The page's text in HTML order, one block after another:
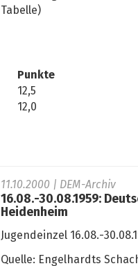
Tabelle)
Punkte
12,5
12,0
11.10.2000 | DEM-Archiv
16.08.-30.08.1959:
Heidenheim
Jugendeinzel 16.08.-
Quelle: Engelhardts